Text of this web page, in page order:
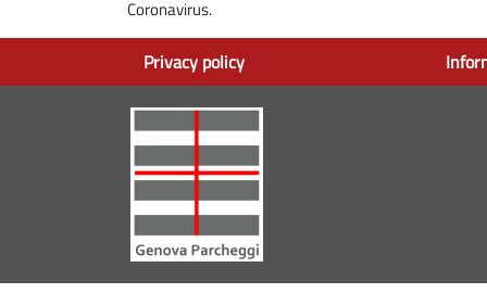
Coronavirus.
Privacy policy